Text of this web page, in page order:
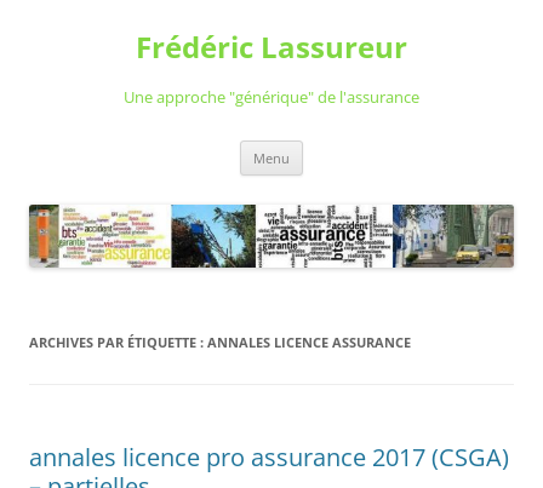
Frédéric Lassureur
Une approche "générique" de l'assurance
Menu
ARCHIVES PAR ÉTIQUETTE : ANNALES LICENCE ASSURANCE
annales licence pro assurance 2017 (CSGA)